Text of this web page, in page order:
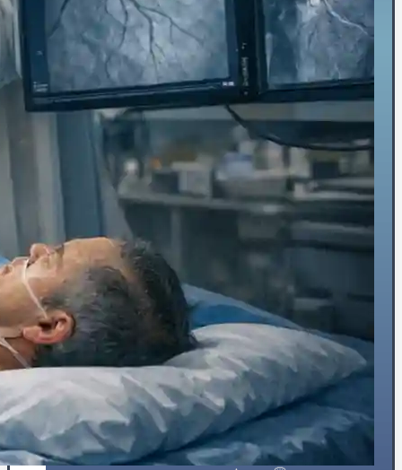
🏥حین درمان سرطان
⚖️کنترل وزن
🗓️پیش از عمل‌ها
🧠جراحی مغز و اعصاب
👴🏻قلب سالمندان
💡تشخیص
👨‍⚕️ویزیت‌تخصصی
🫀ساختارقلب
🎚️دریچه‌ها
🧬بیماری‌های مادرزادی
⚡آریتمی‌های قلبی
💔نارسایی‌های قلبی
♨️گرفتگی عروق قلبی
💊درمان
🦵درمان واریس
🫁فشارخون ریوی
📋مدیریت درمان دارویی
🩸فشار خون
🔥درد قفسه سینه
🦠رماتیسم قلبی
💓تپش قلب